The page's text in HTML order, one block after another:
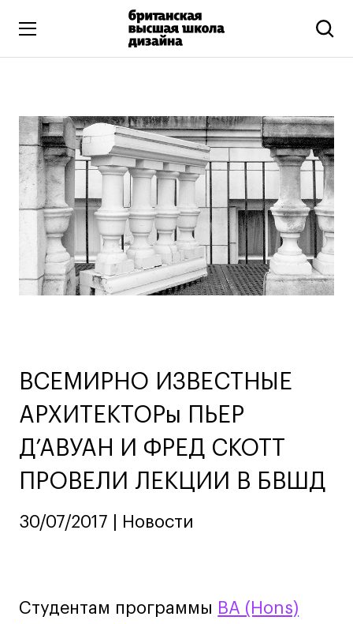
Искусство и дизайн
Подготовительные курсы
Бизнес и маркетинг
Все программы
Дополнительное образование
Коммуникационный и цифровой дизайн
Иллюстрация
Сценография
Фотография и видео
Промышленный и предметный дизайн
Дизайн и декорирование интерьера
Бизнес и маркетинг
развитие
Ландшафтный дизайн
ВСЕМИРНО ИЗВЕСТНЫЕ
АРХИТЕКТОРы ПЬЕР
Д’АВУАН И ФРЕД СКОТТ
ПРОВЕЛИ ЛЕКЦИИ В БВШД
30/07/2017 | Новости
Студентам программы BA (Hons)